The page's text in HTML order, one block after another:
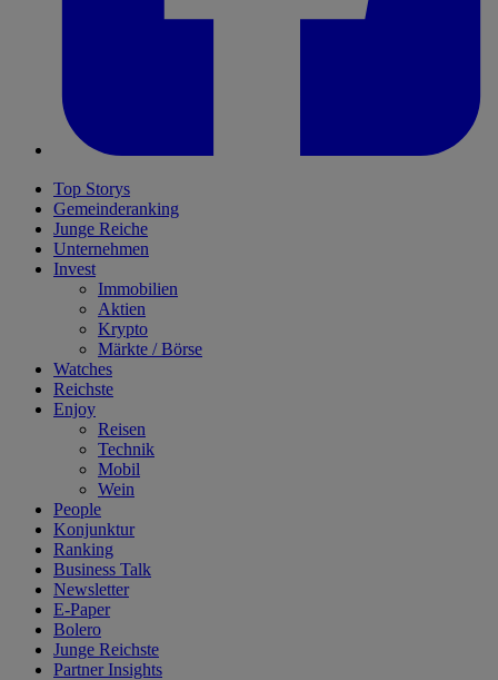
Top Storys
Gemeinderanking
Junge Reiche
Unternehmen
Invest
Immobilien
Aktien
Krypto
Märkte / Börse
Watches
Reichste
Enjoy
Reisen
Technik
Mobil
Wein
People
Konjunktur
Ranking
Business Talk
Newsletter
E-Paper
Bolero
Junge Reichste
Partner Insights